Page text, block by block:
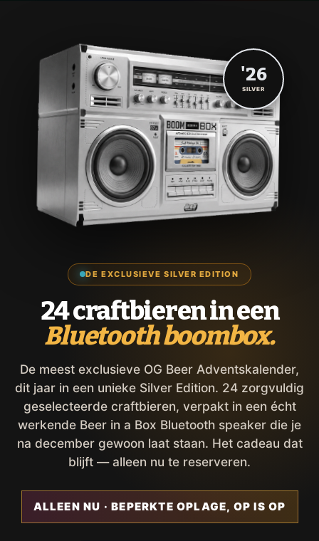
DE EXCLUSIEVE SILVER EDITION
24 craftbieren in een
Bluetooth boombox.
De meest exclusieve OG Beer Adventskalender,
dit jaar in een unieke Silver Edition. 24 zorgvuldig
geselecteerde craftbieren, verpakt in een écht
werkende Beer in a Box Bluetooth speaker die je
na december gewoon laat staan. Het cadeau dat
blijft — alleen nu te reserveren.
ALLEEN NU · BEPERKTE OPLAGE, OP IS OP
'26
SILVER